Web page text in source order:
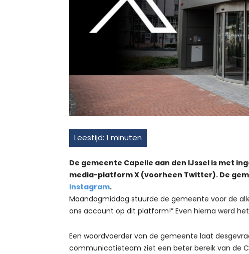
De gemeente Capelle aan den IJssel is met
media-platform X (voorheen Twitter). De
Instagram.
Maandagmiddag stuurde de gemeente voor de
ons account op dit platform!” Even hierna werd
Een woordvoerder van de gemeente laat
communicatieteam ziet een beter bereik van de